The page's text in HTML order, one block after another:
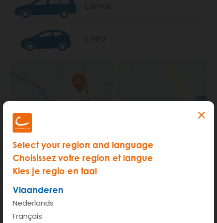
Select your region and language
Choisissez votre region et langue
Kies je regio en taal
Vlaanderen
Nederlands
Français